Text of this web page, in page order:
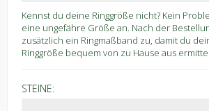
Kennst du deine Ringgröße nicht? Kein
eine ungefähre Größe an. Nach der
zusätzlich ein Ringmaßband zu, damit du
Ringgröße bequem von zu Hause aus
STEINE: